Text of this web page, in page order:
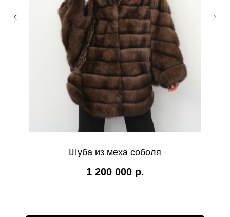
Шуба из меха соболя
1 200 000 р.